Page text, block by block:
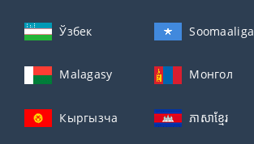
Ўзбек Soomaaliga
Malagasy Монгол
Кыргызча ភាសាខ្មែរ